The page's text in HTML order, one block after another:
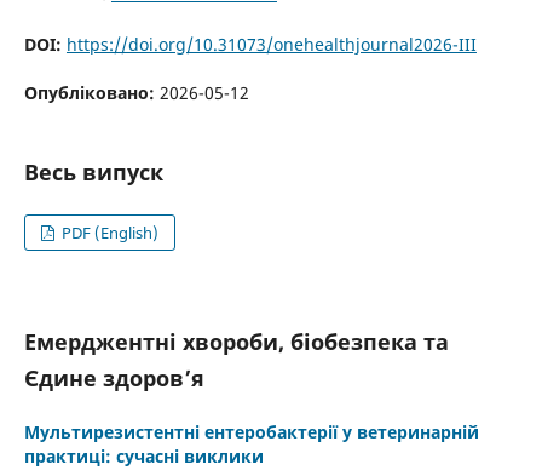
DOI: https://doi.org/10.31073/onehealthjournal2026-III
Опубліковано: 2026-05-12
Весь випуск
PDF (English)
Емерджентні хвороби, біобезпека та
Єдине здоров’я
Мультирезистентні ентеробактерії у ветеринарній
практиці: сучасні виклики